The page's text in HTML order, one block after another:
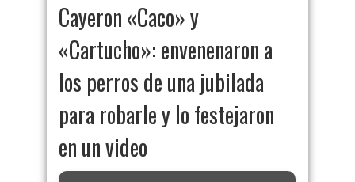
Cayeron «Caco» y
«Cartucho»: envenenaron a
los perros de una jubilada
para robarle y lo festejaron
en un video